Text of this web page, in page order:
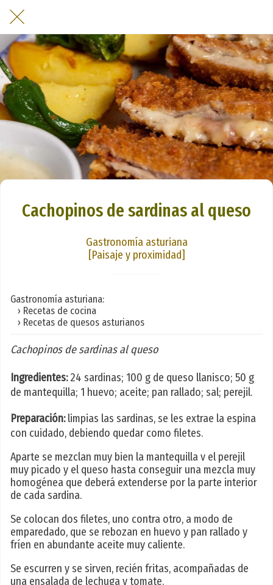
Cachopinos de sardinas al queso
Gastronomía asturiana
[Paisaje y proximidad]
Gastronomía asturiana:
› Recetas de cocina
› Recetas de quesos asturianos
Cachopinos de sardinas al queso
Ingredientes:24 sardinas; 100 g de queso llanisco; 50 g
de mantequilla; 1 huevo; aceite; pan rallado; sal; perejil.
Preparación:limpias las sardinas, se les extrae la espina
con cuidado, debiendo quedar como filetes.
Aparte se mezclan muy bien la mantequilla v el perejil
muy picado y el queso hasta conseguir una mezcla muy
homogénea que deberá extenderse por la parte interior
de cada sardina.
Se colocan dos filetes, uno contra otro, a modo de
emparedado, que se rebozan en huevo y pan rallado y
fríen en abundante aceite muy caliente.
Se escurren y se sirven, recién fritas, acompañadas de
una ensalada de lechuga y tomate.